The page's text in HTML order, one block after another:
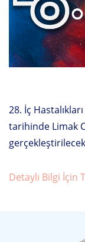
28. İç
tarihinde Limak
Detaylı Bilgi İçin